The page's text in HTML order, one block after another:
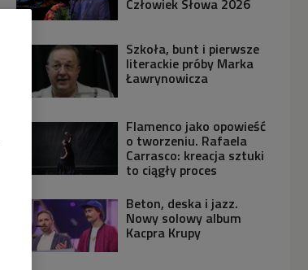
Człowiek Słowa 2026
Szkoła, bunt i pierwsze
literackie próby Marka
Ławrynowicza
Flamenco jako opowieść
o tworzeniu. Rafaela
Carrasco: kreacja sztuki
to ciągły proces
Beton, deska i jazz.
Nowy solowy album
Kacpra Krupy